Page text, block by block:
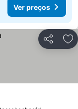
Ver preços
Partilhar
preços